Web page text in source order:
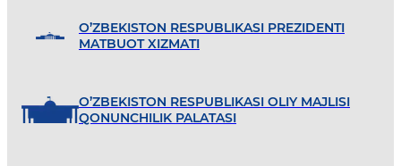
O’ZBEKISTON RESPUBLIKASI PREZIDENTI
MATBUOT XIZMATI
O’ZBEKISTON RESPUBLIKASI OLIY MAJLISI
QONUNCHILIK PALATASI